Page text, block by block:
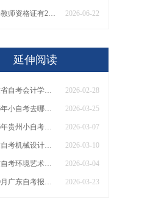
2026泰安教师资格证有2000元补贴？怎么申请 2026-06-22
延伸阅读
26年广东省自考会计学本科专业要考几科？附课程一览表 2026-02-28
广州2026年小自考去哪找学校报名？有什么推荐 2026-03-25
关于2026年贵州小自考的报名条件的介绍 2026-03-07
26年广东自考机械设计制造及其自动化官方助学点有哪些？Top10大盘点！ 2026-03-10
26年广东自考环境艺术设计专科报考|课程|合格线全知！ 2026-03-04
2026年10月广东自考报名时间是多少？有啥报考要求？ 2026-03-23